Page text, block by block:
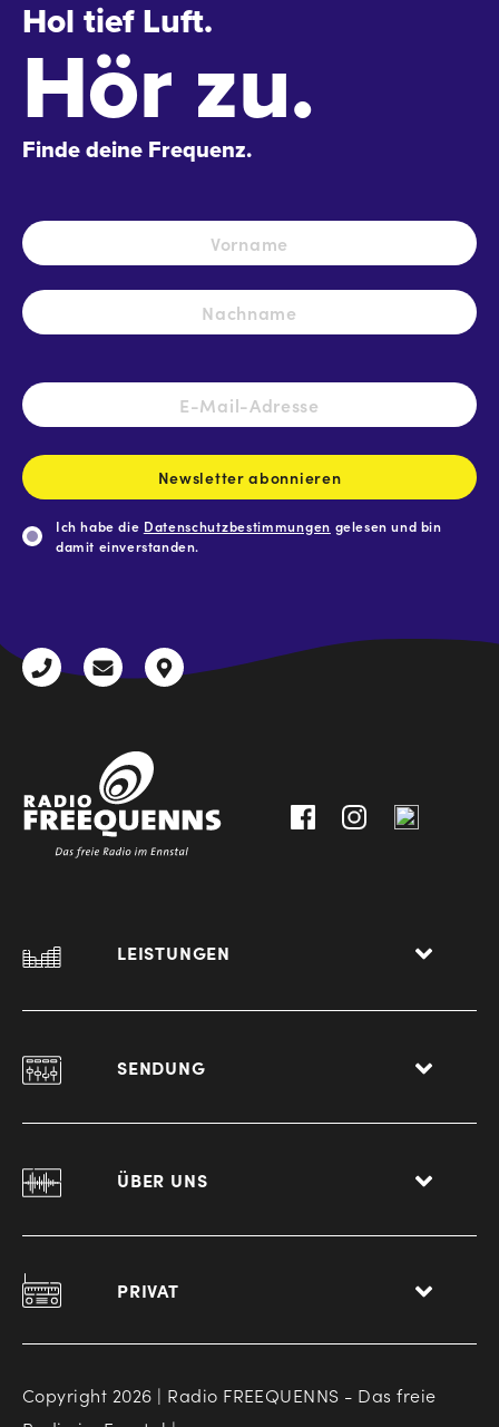
Hol tief Luft.
Hör zu.
Finde deine Frequenz.
Name *
E-
Mail-
Newsletter abonnieren
Ich habe die Datenschutzbestimmungen gelesen und bin
damit einverstanden.
+43
radio@freequenns.at
Kulturhausstraße
LEISTUNGEN
SENDUNG
ÜBER UNS
PRIVAT
Copyright 2026 | Radio FREEQUENNS - Das freie